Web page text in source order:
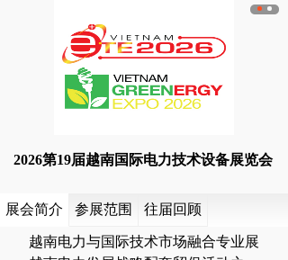
2026第19届越南国际电力技术设备展览会
展会简介 参展范围 往届回顾
越南电力与国际技术市场融合专业展